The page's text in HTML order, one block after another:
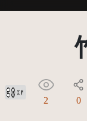
創用CC姓名標示 3.0
2 0